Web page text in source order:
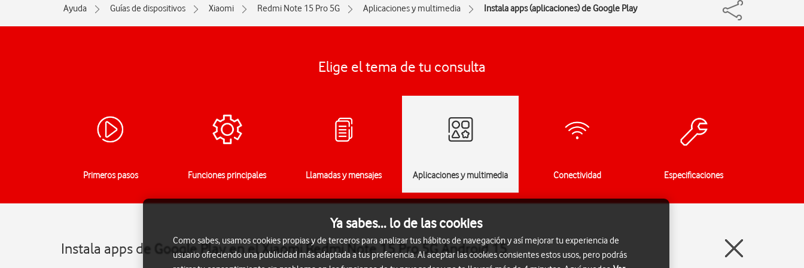
Ayuda Guías de dispositivos Xiaomi Redmi Note 15 Pro 5G Aplicaciones y multimedia Instala apps (aplicaciones) de Google Play
Elige el tema de tu consulta
Primeros pasos Funciones principales Llamadas y mensajes Aplicaciones y multimedia Conectividad Especificaciones
Instala apps de Google Play en el Xiaomi Redmi Note 15 Pro 5G Android 15
Ya sabes... lo de las cookies
Como sabes, usamos cookies propias y de terceros para analizar tus hábitos de navegación y así mejorar tu experiencia de
usuario ofreciendo una publicidad más adaptada a tus preferencia. Al aceptar las cookies consientes estos usos, pero podrás